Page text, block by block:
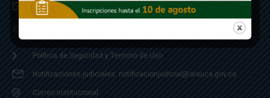
correspondencia: archivogeneral@arauca.gov.co
Enlaces
Política de Seguridad y Termino de Uso
Notificaciones judiciales: notificacionjudicial@arauca.gov.co
Correo Institucional